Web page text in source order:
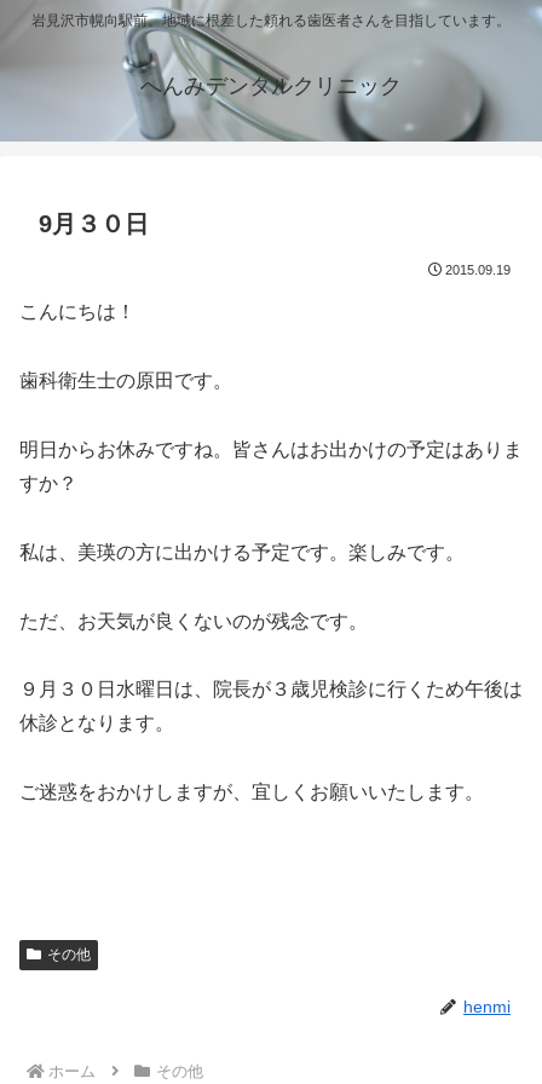
岩見沢市幌向駅前。地域に根差した頼れる歯医者さんを目指しています。
へんみデンタルクリニック
9月３０日
2015.09.19
こんにちは！
歯科衛生士の原田です。
明日からお休みですね。皆さんはお出かけの予定はありま
すか？
私は、美瑛の方に出かける予定です。楽しみです。
ただ、お天気が良くないのが残念です。
９月３０日水曜日は、院長が３歳児検診に行くため午後は
休診となります。
ご迷惑をおかけしますが、宜しくお願いいたします。
その他
henmi
ホーム その他